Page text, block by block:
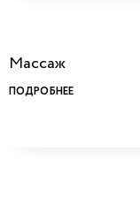
Массаж
ПОДРОБНЕЕ